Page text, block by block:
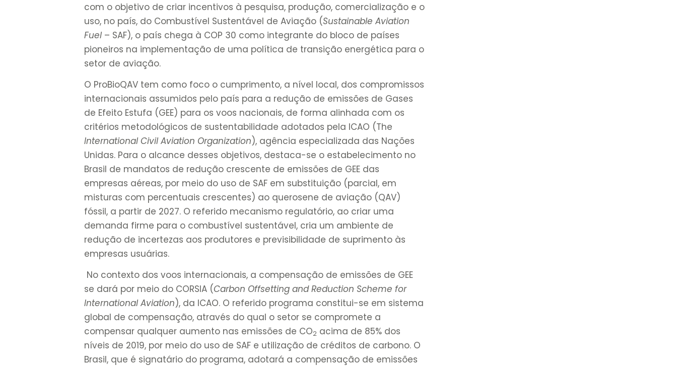
com o objetivo de criar incentivos à pesquisa, produção, comercialização e o
uso, no país, do Combustível Sustentável de Aviação (Sustainable Aviation
Fuel – SAF), o país chega à COP 30 como integrante do bloco de países
pioneiros na implementação de uma política de transição energética para o
setor de aviação.
O ProBioQAV tem como foco o cumprimento, a nível local, dos compromissos
internacionais assumidos pelo país para a redução de emissões de Gases
de Efeito Estufa (GEE) para os voos nacionais, de forma alinhada com os
critérios metodológicos de sustentabilidade adotados pela ICAO (The
International Civil Aviation Organization), agência especializada das Nações
Unidas. Para o alcance desses objetivos, destaca-se o estabelecimento no
Brasil de mandatos de redução crescente de emissões de GEE das
empresas aéreas, por meio do uso de SAF em substituição (parcial, em
misturas com percentuais crescentes) ao querosene de aviação (QAV)
fóssil, a partir de 2027. O referido mecanismo regulatório, ao criar uma
demanda firme para o combustível sustentável, cria um ambiente de
redução de incertezas aos produtores e previsibilidade de suprimento às
empresas usuárias.
No contexto dos voos internacionais, a compensação de emissões de GEE
se dará por meio do CORSIA (Carbon Offsetting and Reduction Scheme for
International Aviation), da ICAO. O referido programa constitui-se em sistema
global de compensação, através do qual o setor se compromete a
compensar qualquer aumento nas emissões de CO2 acima de 85% dos
níveis de 2019, por meio do uso de SAF e utilização de créditos de carbono. O
Brasil, que é signatário do programa, adotará a compensação de emissões